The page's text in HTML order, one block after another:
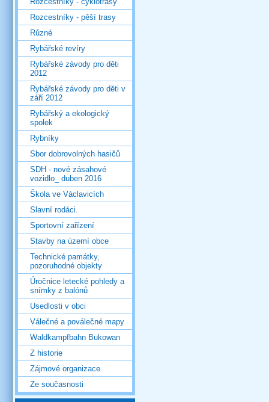
Rozcestníky - pěší trasy
Různé
Rybářské revíry
Rybářské závody pro děti
2012
Rybářské závody pro děti v
září 2012
Rybářský a ekologický
spolek
Rybníky
Sbor dobrovolných hasičů
SDH - nové zásahové
vozidlo_ duben 2016
Škola ve Václavicích
Slavní rodáci.
Sportovní zařízení
Stavby na území obce
Technické památky,
pozoruhodné objekty
Úročnice letecké pohledy a
snímky z balónů
Usedlosti v obci
Válečné a poválečné mapy
Waldkampfbahn Bukowan
Z historie
Zájmové organizace
Ze současnosti